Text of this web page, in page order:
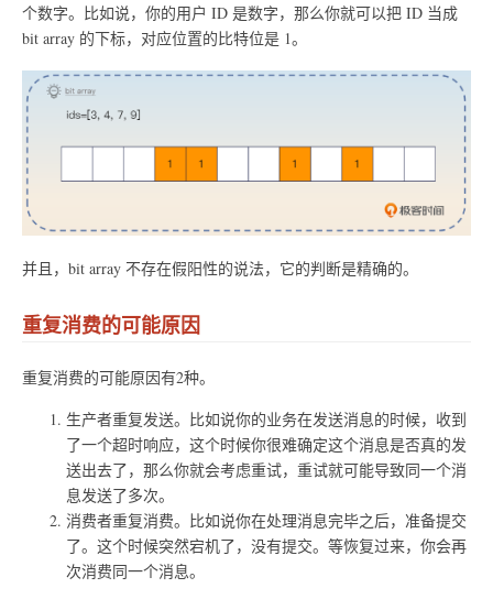
个数字。比如说，你的用户 ID 是数字，那么你就可以把 ID 当成
bit array 的下标，对应位置的比特位是 1。
并且，bit array 不存在假阳性的说法，它的判断是精确的。
重复消费的可能原因
重复消费的可能原因有2种。
生产者重复发送。比如说你的业务在发送消息的时候，收到
了一个超时响应，这个时候你很难确定这个消息是否真的发
送出去了，那么你就会考虑重试，重试就可能导致同一个消
息发送了多次。
消费者重复消费。比如说你在处理消息完毕之后，准备提交
了。这个时候突然宕机了，没有提交。等恢复过来，你会再
次消费同一个消息。